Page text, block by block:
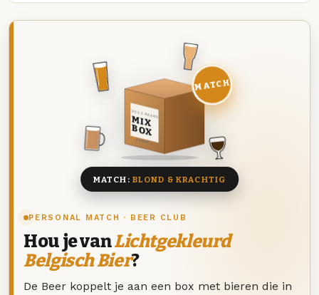
PERSONAL MATCH · BEER CLUB
Hou je vanLichtgekleurd
Belgisch Bier?
De Beer koppelt je aan een box met bieren die in
DEZE MAAND
MIX
BOX
8 BIEREN
MATCH
MATCH: BLOND & KRACHTIG